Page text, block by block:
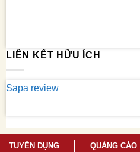
LIÊN KẾT HỮU ÍCH
Sapa review
TUYỂN DỤNG QUẢNG CÁO